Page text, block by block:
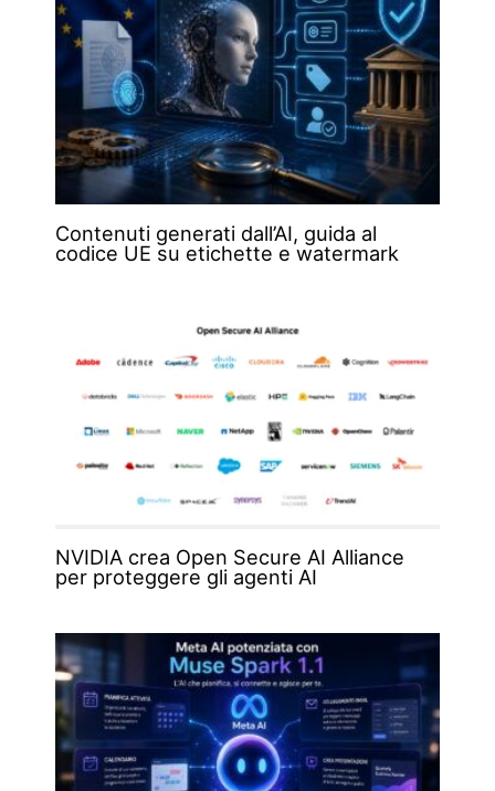
Contenuti generati dall’AI, guida al
codice UE su etichette e watermark
NVIDIA crea Open Secure AI Alliance
per proteggere gli agenti AI